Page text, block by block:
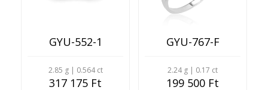
GYU-552-1
2.85 g | 0.564 ct
317 175 Ft
GYU-767-F
2.24 g | 0.17 ct
199 500 Ft